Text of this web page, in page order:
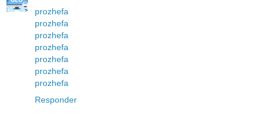
prozhefa
prozhefa
prozhefa
prozhefa
prozhefa
prozhefa
prozhefa
Responder